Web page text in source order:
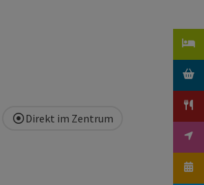
Direkt im Zentrum